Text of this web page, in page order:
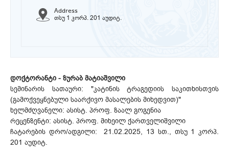
Address
თსუ 1 კორპ. 201 აუდიტ.
დოქტორანტი - ზურაბ მატიაშვილი
სემინარის სათაური: "კატინის ტრაგედიის საკითხისთვის
(გამოქვეყნებული საარქივო მასალების მიხედვით)"
ხელმძღვანელი: ასისტ. პროფ. ზაალ გოგენია
რეცენზენტი: ასისტ. პროფ. მიხეილ ქართველიშვილი
ჩატარების დრო/ადგილი: 21.02.2025, 13 სთ., თსუ 1 კორპ.
201 აუდიტ.